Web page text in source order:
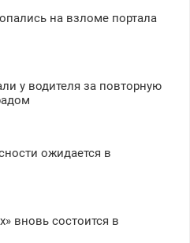
на взломе портала
у водителя за повторную
ожидается в
вновь состоится в